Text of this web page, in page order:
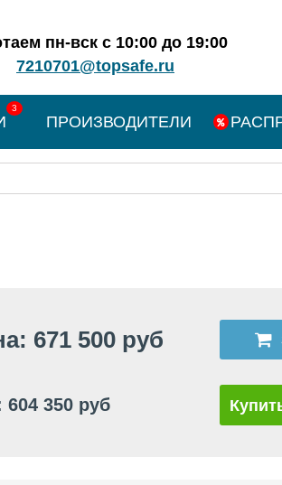
пн-вск с 10:00 до 19:00
7210701@topsafe.ru
3
ПРОИЗВОДИТЕЛИ
671 500 руб
604 350 руб